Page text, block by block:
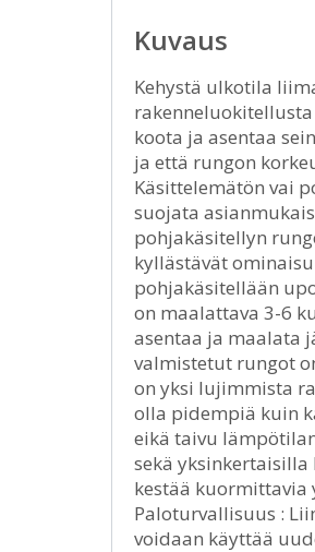
Kuvaus
Kehystä ulkotila
koota ja asentaa
ja että rungon
Käsittelemätön vai
suojata
pohjakäsitellyn
kyllästävät
pohjakäsitellään
on maalattava 3-6
asentaa ja maalata
valmistetut rungot
on yksi lujimmista
olla pidempiä kuin
eikä taivu
sekä
kestää
Paloturvallisuus :
voidaan käyttää